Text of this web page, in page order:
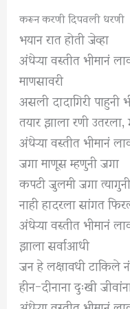
करून करणी दिपवली धरणी
भयान रात होती जेव्हा
अंधेऱ्या वस्तीत भीमानं
माणसावरी
असली दादागिरी पाहुनी
तयार झाला रणी
अंधेऱ्या वस्तीत भीमानं
जगा माणूस म्हणुनी जगा
कपटी जुलमी जगा
नाही हादरला सांगत
अंधेऱ्या वस्तीत भीमानं
झाला सर्वाआधी
जन हे लक्षावधी टाकिले
हीन-दीनाना दुःखी